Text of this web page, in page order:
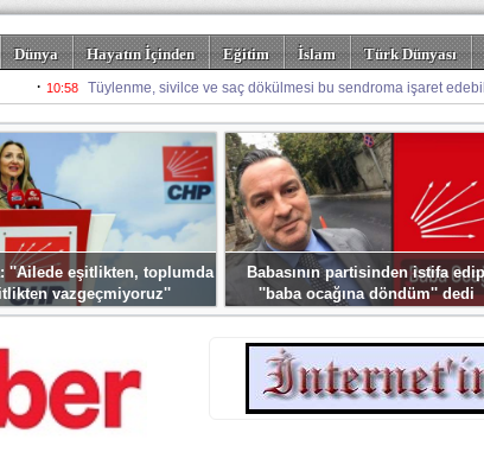
Dünya Hayatın İçinden Eğitim İslam Türk Dünyası
Spor Misafir Kalem Foto Galeriler
''Ailede eşitlikten, toplumda
vazgeçmiyoruz''
Babasının partisinden istifa edip
''baba ocağına döndüm'' dedi